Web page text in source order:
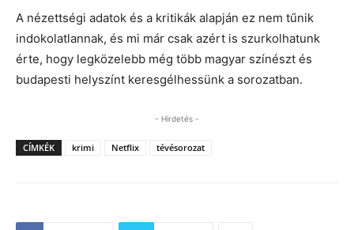
A nézettségi adatok és a kritikák alapján ez nem tűnik
indokolatlannak, és mi már csak azért is szurkolhatunk
érte, hogy legközelebb még több magyar színészt és
budapesti helyszínt keresgélhessünk a sorozatban.
- Hirdetés -
CÍMKÉK krimi Netflix tévésorozat